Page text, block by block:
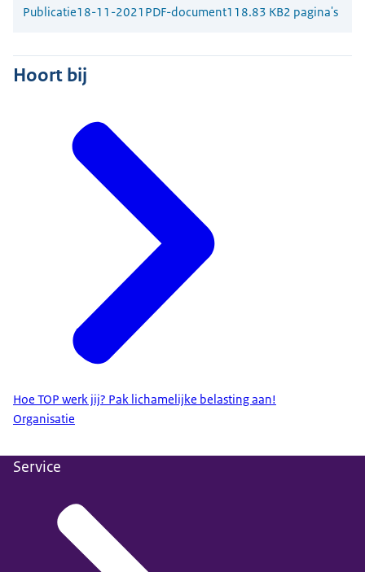
Publicatie18-11-2021 PDF-document118.83 KB2 pagina's
Hoort bij
Hoe TOP werk jij? Pak lichamelijke belasting aan!
Organisatie
Service